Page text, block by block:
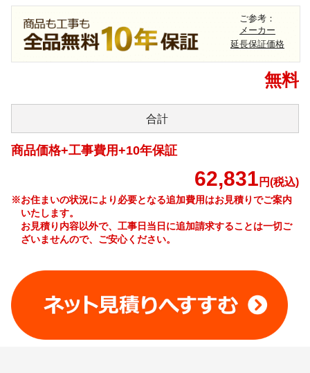
ご参考：
メーカー
延長保証価格
無料
合計
商品価格+工事費用+10年保証
62,831 円(税込)
※お住まいの状況により必要となる追加費用はお見積りでご案内
いたします。
お見積り内容以外で、工事日当日に追加請求することは一切ご
ざいませんので、ご安心ください。